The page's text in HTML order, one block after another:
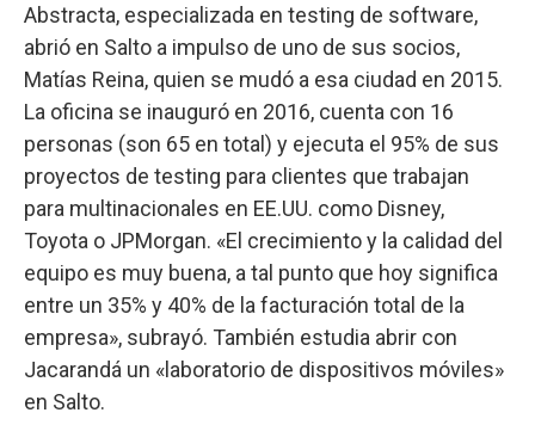
Abstracta, especializada en testing de software,
abrió en Salto a impulso de uno de sus socios,
Matías Reina, quien se mudó a esa ciudad en 2015.
La oficina se inauguró en 2016, cuenta con 16
personas (son 65 en total) y ejecuta el 95% de sus
proyectos de testing para clientes que trabajan
para multinacionales en EE.UU. como Disney,
Toyota o JPMorgan. «El crecimiento y la calidad del
equipo es muy buena, a tal punto que hoy significa
entre un 35% y 40% de la facturación total de la
empresa», subrayó. También estudia abrir con
Jacarandá un «laboratorio de dispositivos móviles»
en Salto.